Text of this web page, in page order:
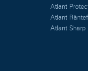
Atlant
Atlant
Atlant Sharp